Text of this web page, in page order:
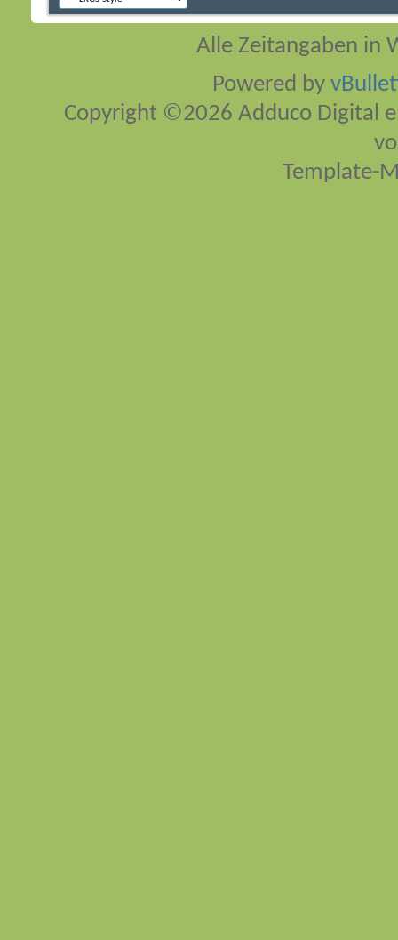
Alle Zeitangaben in
Powered by
Copyright ©2026 Adduco Digital
Template-